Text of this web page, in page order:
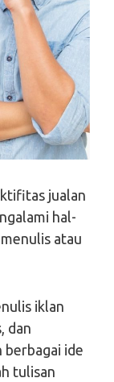
jualan
hal-
atau
iklan
dan
berbagai ide
tulisan